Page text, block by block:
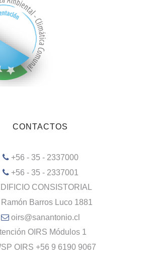
CONTACTOS
+56 - 35 - 2337000
+56 - 35 - 2337001
CONSISTORIAL
Ramón Barros Luco 1881
oirs@sanantonio.cl
OIRS Módulos 1
OIRS +56 9 6190 9067